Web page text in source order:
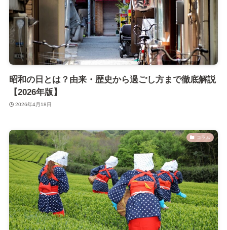
昭和の日とは？由来・歴史から過ごし方まで徹底解説
【2026年版】
2026年4月18日
コラム